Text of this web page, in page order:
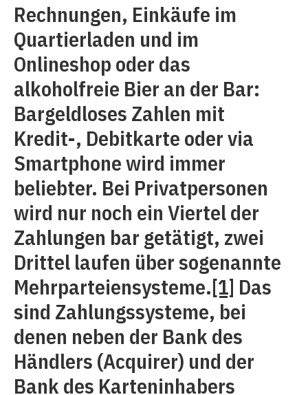
Rechnungen, Einkäufe im
Quartierladen und im
Onlineshop oder das
alkoholfreie Bier an der Bar:
Bargeldloses Zahlen mit
Kredit-, Debitkarte oder via
Smartphone wird immer
beliebter. Bei Privatpersonen
wird nur noch ein Viertel der
Zahlungen bar getätigt, zwei
Drittel laufen über sogenannte
Mehrparteiensysteme.[1] Das
sind Zahlungssysteme, bei
denen neben der Bank des
Händlers (Acquirer) und der
Bank des Karteninhabers